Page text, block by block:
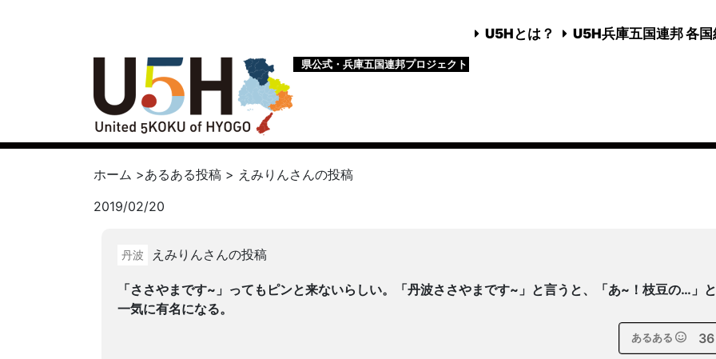
U5Hとは？ U5H兵庫五国連邦 各国
県公式・兵庫五国連邦プロジェクト
ホーム >あるある投稿 > えみりんさんの投稿
2019/02/20
丹波 えみりんさんの投稿
「ささやまです~」ってもピンと来ないらしい。「丹波ささやまです~」と言うと、「あ~！枝豆の…」と
一気に有名になる。
あるある 36